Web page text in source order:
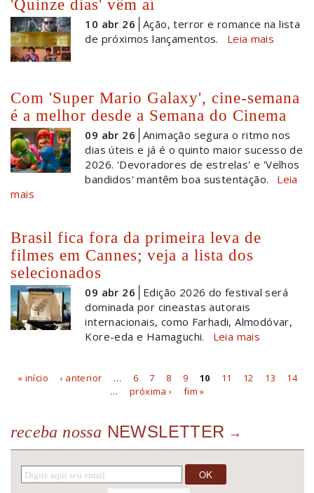
'Quinze dias' vêm aí
10 abr 26 Ação, terror e romance na lista
de próximos lançamentos.
Leia mais
Com 'Super Mario Galaxy', cine-semana
é a melhor desde a Semana do Cinema
09 abr 26 Animação segura o ritmo nos
dias úteis e já é o quinto maior sucesso de
2026. 'Devoradores de estrelas' e 'Velhos
bandidos' mantêm boa sustentação.
Leia
mais
Brasil fica fora da primeira leva de
filmes em Cannes; veja a lista dos
selecionados
09 abr 26
Edição 2026 do festival será
dominada por cineastas autorais
internacionais, como Farhadi, Almodóvar,
Kore-eda e Hamaguchi.
Leia mais
Páginas
« início ‹ anterior … 6 7 8 9 10 11 12 13
14
…
próxima › fim »
receba nossa NEWSLETTER